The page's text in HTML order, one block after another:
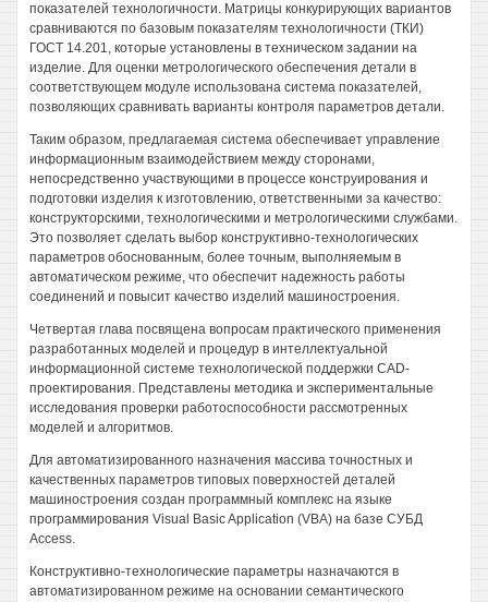
показателей технологичности. Матрицы конкурирующих вариантов
сравниваются по базовым показателям технологичности (ТКИ)
ГОСТ 14.201, которые установлены в техническом задании на
изделие. Для оценки метрологического обеспечения детали в
соответствующем модуле использована система показателей,
позволяющих сравнивать варианты контроля параметров детали.
Таким образом, предлагаемая система обеспечивает управление
информационным взаимодействием между сторонами,
непосредственно участвующими в процессе конструирования и
подготовки изделия к изготовлению, ответственными за качество:
конструкторскими, технологическими и метрологическими службами.
Это позволяет сделать выбор конструктивно-технологических
параметров обоснованным, более точным, выполняемым в
автоматическом режиме, что обеспечит надежность работы
соединений и повысит качество изделий машиностроения.
Четвертая глава посвящена вопросам практического применения
разработанных моделей и процедур в интеллектуальной
информационной системе технологической поддержки CAD-
проектирования. Представлены методика и экспериментальные
исследования проверки работоспособности рассмотренных
моделей и алгоритмов.
Для автоматизированного назначения массива точностных и
качественных параметров типовых поверхностей деталей
машиностроения создан программный комплекс на языке
программирования Visual Basic Application (VBA) на базе СУБД
Access.
Конструктивно-технологические параметры назначаются в
автоматизированном режиме на основании семантического